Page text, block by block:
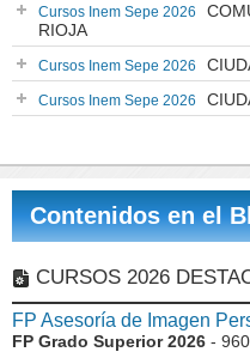
Cursos Inem Sepe 2026
RIOJA
Cursos Inem Sepe 2026
Cursos Inem Sepe 2026
Contenidos en el
CURSOS 2026
FP Asesoría de Imagen
FP Grado Superior 2026 -